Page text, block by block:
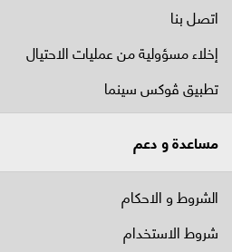
اتصل بنا
إخلاء مسؤولية من عمليات الاحتيال
تطبيق ڤوكس سينما
مساعدة و دعم
الشروط و الاحكام
شروط الاستخدام